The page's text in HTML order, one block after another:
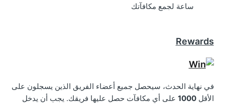
ساعة لجمع مكافآتك
Rewards
في نهاية الحدث، سيحصل جميع أعضاء الفريق الذين يسجلون على
الأقل1000 على أي مكافآت حصل عليها فريقك. يجب أن يدخل